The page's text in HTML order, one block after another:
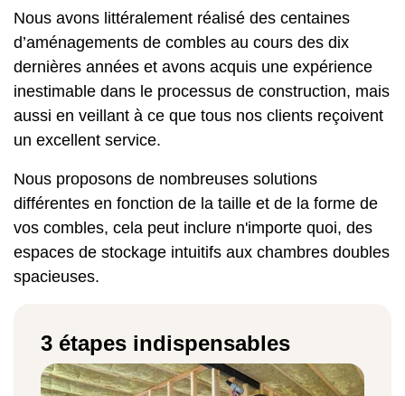
Nous avons littéralement réalisé des centaines
d’aménagements de combles au cours des dix
dernières années et avons acquis une expérience
inestimable dans le processus de construction, mais
aussi en veillant à ce que tous nos clients reçoivent
un excellent service.
Nous proposons de nombreuses solutions
différentes en fonction de la taille et de la forme de
vos combles, cela peut inclure n'importe quoi, des
espaces de stockage intuitifs aux chambres doubles
spacieuses.
3 étapes indispensables